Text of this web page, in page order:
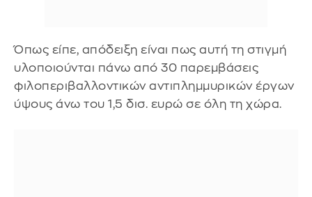
Όπως είπε, απόδειξη είναι πως αυτή τη στιγμή
υλοποιούνται πάνω από 30 παρεμβάσεις
φιλοπεριβαλλοντικών αντιπλημμυρικών έργων
ύψους άνω του 1,5 δισ. ευρώ σε όλη τη χώρα.